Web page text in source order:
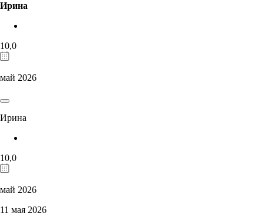
Ирина
10,0
май 2026
Ирина
10,0
май 2026
11 мая 2026